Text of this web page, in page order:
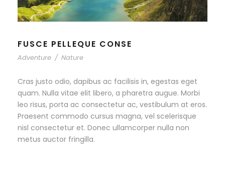
FUSCE PELLEQUE CONSE
Adventure / Nature
Cras justo odio, dapibus ac facilisis in, egestas eget
quam. Nulla vitae elit libero, a pharetra augue. Morbi
leo risus, porta ac consectetur ac, vestibulum at eros.
Praesent commodo cursus magna, vel scelerisque
nisl consectetur et. Donec ullamcorper nulla non
metus auctor fringilla.